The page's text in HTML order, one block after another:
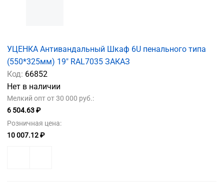
УЦЕНКА Антивандальный Шкаф 6U пенального типа
(550*325мм) 19" RAL7035 ЗАКАЗ
Код: 66852
Нет в наличии
Мелкий опт от 30 000 руб.:
6 504.63 ₽
Розничная цена:
10 007.12 ₽